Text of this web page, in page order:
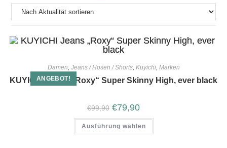
ANGEBOT!
Damen, Jeans / Hosen / Shorts, Kuyichi, Marken
KUYICHI Jeans „Roxy“ Super Skinny High, ever black
€99,90 €79,90
Ausführung wählen